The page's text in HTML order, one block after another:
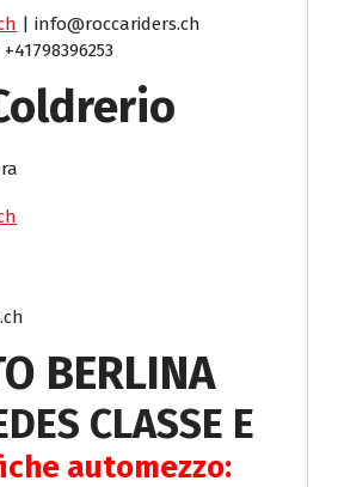
| info@roccariders.ch
BERLINA
CLASSE E
automezzo: